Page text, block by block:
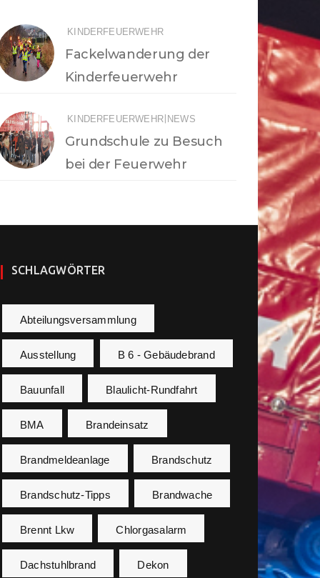
KINDERFEUERWEHR
Fackelwanderung der
Kinderfeuerwehr
KINDERFEUERWEHR| NEWS
Grundschule zu Besuch
bei der Feuerwehr
SCHLAGWÖRTER
Abteilungsversammlung
Ausstellung B 6 - Gebäudebrand
Bauunfall Blaulicht-Rundfahrt
BMA Brandeinsatz
Brandmeldeanlage Brandschutz
Brandschutz-Tipps Brandwache
Brennt Lkw Chlorgasalarm
Dachstuhlbrand Dekon